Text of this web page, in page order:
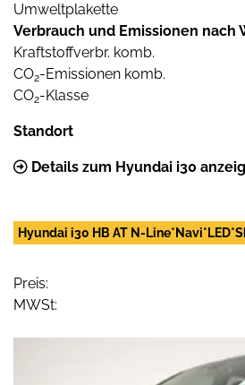
Umweltplakette
Verbrauch und Emissionen nach
Kraftstoffverbr. komb.
CO2-Emissionen komb.
CO2-Klasse
Standort
Details zum Hyundai i30
Hyundai i30 HB AT N-
Preis:
MWSt: